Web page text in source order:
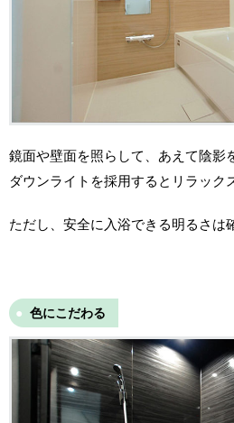
鏡面や壁面を照らして、あえて陰影
ダウンライトを採用するとリラック
ただし、安全に入浴できる明るさは
色にこだわる